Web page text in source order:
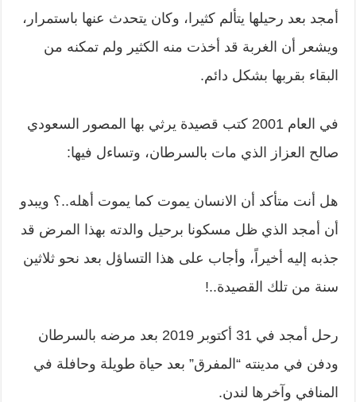
أمجد بعد رحيلها يتألم كثيرا، وكان يتحدث عنها باستمرار،
ويشعر أن الغربة قد أخذت منه الكثير ولم تمكنه من
البقاء بقربها بشكل دائم.
في العام 2001 كتب قصيدة يرثي بها المصور السعودي
صالح العزاز الذي مات بالسرطان، وتساءل فيها:
هل أنت متأكد أن الانسان يموت كما يموت أهله..؟ ويبدو
أن أمجد الذي ظل مسكونا برحيل والدته بهذا المرض قد
جذبه إليه أخيراً، وأجاب على هذا التساؤل بعد نحو ثلاثين
سنة من تلك القصيدة..!
رحل أمجد في 31 أكتوبر 2019 بعد مرضه بالسرطان
ودفن في مدينته “المفرق” بعد حياة طويلة وحافلة في
المنافي وآخرها لندن.